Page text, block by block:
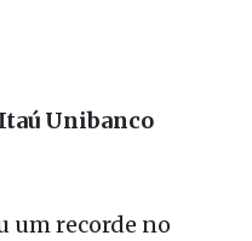
Unibanco
um recorde no